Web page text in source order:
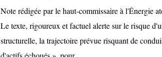
Note rédigée par le haut-commissaire à l'Énergie
Le texte, rigoureux et factuel alerte sur le risque
structurelle, la trajectoire prévue risquant de